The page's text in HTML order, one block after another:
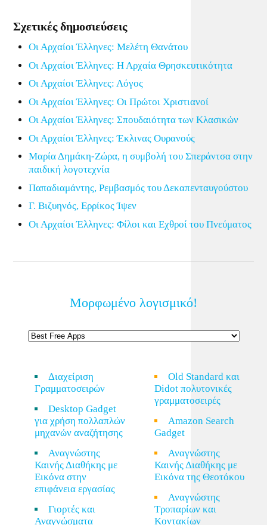
Σχετικές δημοσιεύσεις
Οι Αρχαίοι Έλληνες: Μελέτη Θανάτου
Οι Αρχαίοι Έλληνες: Η Αρχαία Θρησκευτικότητα
Οι Αρχαίοι Έλληνες: Λόγος
Οι Αρχαίοι Έλληνες: Οι Πρώτοι Χριστιανοί
Οι Αρχαίοι Έλληνες: Σπουδαιότητα των Κλασικών
Οι Αρχαίοι Έλληνες: Έκλινας Ουρανούς
Μαρία Δημάκη-Ζώρα, η συμβολή του Σπεράντσα στην
παιδική λογοτεχνία
Παπαδιαμάντης, Ρεμβασμός του Δεκαπενταυγούστου
Γ. Βιζυηνός, Ερρίκος Ίψεν
Οι Αρχαίοι Έλληνες: Φίλοι και Εχθροί του Πνεύματος
Μορφωμένο λογισμικό!
Διαχείριση
Γραμματοσειρών
Desktop Gadget
για χρήση πολλαπλών
μηχανών αναζήτησης
Αναγνώστης
Καινής Διαθήκης με
Εικόνα στην
επιφάνεια εργασίας
Γιορτές και
Αναγνώσματα
Old Standard και
Didot πολυτονικές
γραμματοσειρές
Amazon Search
Gadget
Αναγνώστης
Καινής Διαθήκης με
Εικόνα της Θεοτόκου
Αναγνώστης
Τροπαρίων και
Κοντακίων